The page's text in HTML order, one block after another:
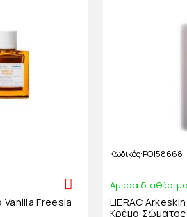
Vanilla Freesia
Κωδικός PO158668
Άμεσα διαθέσιμο
LIERAC
Κρέμα